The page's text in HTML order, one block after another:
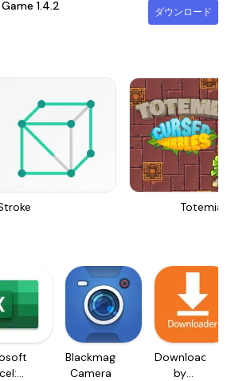
1.4.2 ダウンロード
Totemia
Blackmagic
Camera
Downloader
by